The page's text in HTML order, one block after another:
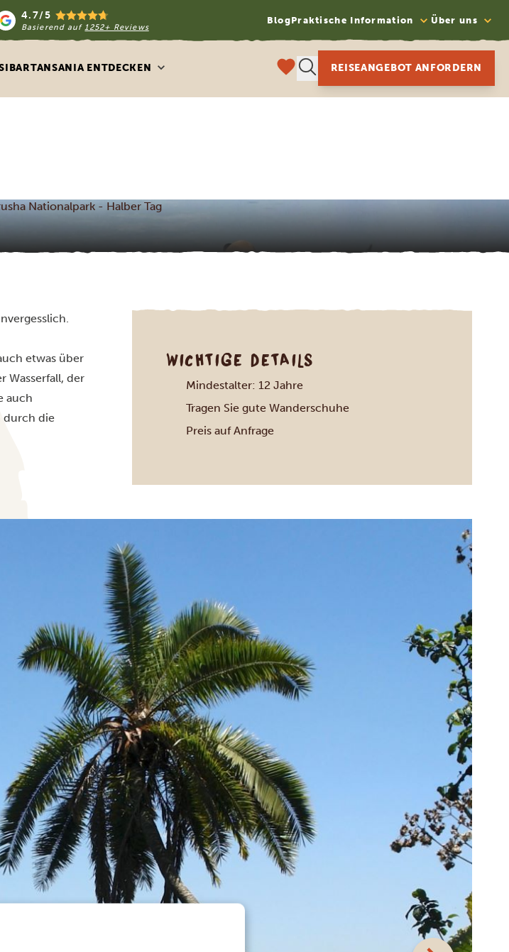
4.7/5
Basierend auf1252+ Reviews
BlogPraktische Information Über uns
TANSANIA ENTDECKEN REISEANGEBOT ANFORDERN
Nationalpark - Halber Tag
etwas über
Wasserfall, der
auch
durch die
WICHTIGE DETAILS
Mindestalter: 12 Jahre
Tragen Sie gute Wanderschuhe
Preis auf Anfrage